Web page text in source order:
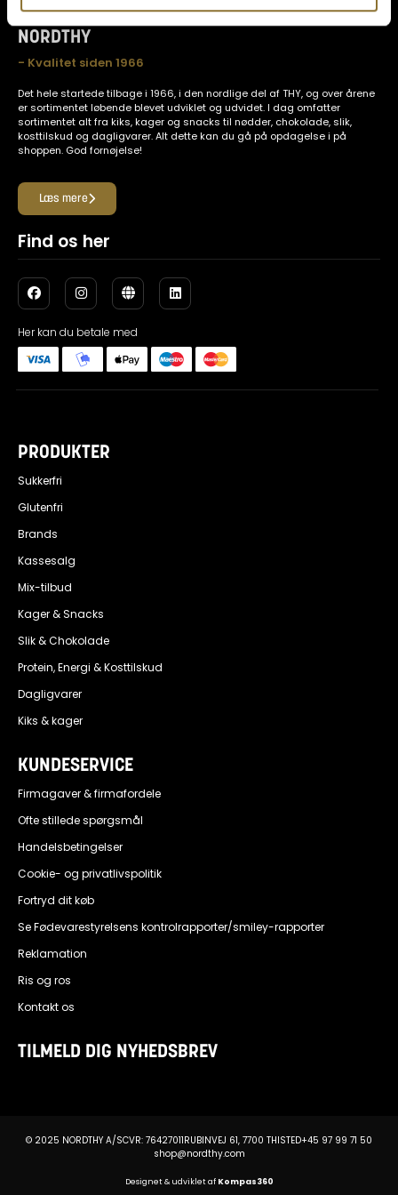
NORDTHY
- Kvalitet siden 1966
Det hele startede tilbage i 1966, i den nordlige del af THY, og over årene
er sortimentet løbende blevet udviklet og udvidet. I dag omfatter
sortimentet alt fra kiks, kager og snacks til nødder, chokolade, slik,
kosttilskud og dagligvarer. Alt dette kan du gå på opdagelse i på
shoppen. God fornøjelse!
Læs mere
Find os her
Her kan du betale med
PRODUKTER
Sukkerfri
Glutenfri
Brands
Kassesalg
Mix-tilbud
Kager & Snacks
Slik & Chokolade
Protein, Energi & Kosttilskud
Dagligvarer
Kiks & kager
KUNDESERVICE
Firmagaver & firmafordele
Ofte stillede spørgsmål
Handelsbetingelser
Cookie- og privatlivspolitik
Fortryd dit køb
Se Fødevarestyrelsens kontrolrapporter/smiley-rapporter
Reklamation
Ris og ros
Kontakt os
TILMELD DIG NYHEDSBREV
© 2025 NORDTHY A/SCVR: 76427011RUBINVEJ 61, 7700 THISTED+45 97 99 71 50
shop@nordthy.com
Designet & udviklet af Kompas360